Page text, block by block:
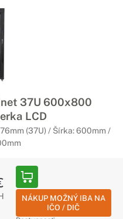
37U 600x800
LCD
(37U) / Šírka: 600mm /
NÁKUP MOŽNÝ IBA NA
IČO / DIČ